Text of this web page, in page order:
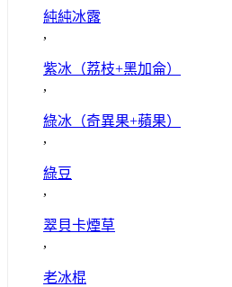
純純冰露
,
紫冰（荔枝+黑加侖）
,
綠冰（奇異果+蘋果）
,
綠豆
,
翠貝卡煙草
,
老冰棍